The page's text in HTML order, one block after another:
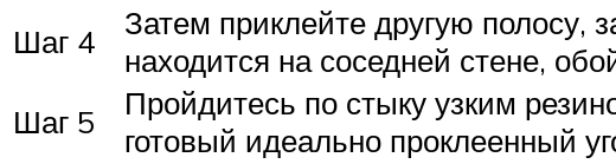
Шаг 4
Затем приклейте другую полосу,
находится на соседней стене,
Шаг 5
Пройдитесь по стыку узким
готовый идеально проклеенный